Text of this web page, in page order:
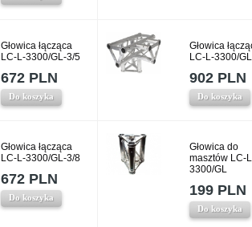
Głowica łącząca
LC-L-3300/GL-3/5
672 PLN
Do koszyka
Głowica
LC-L-3300/
902 PLN
Do koszyka
Głowica łącząca
LC-L-3300/GL-3/8
672 PLN
Do koszyka
Głowica do
masztów LC-
3300/GL
199 PLN
Do koszyka